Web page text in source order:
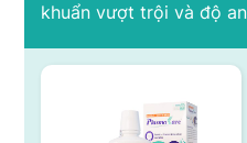
khuẩn vượt trội và độ